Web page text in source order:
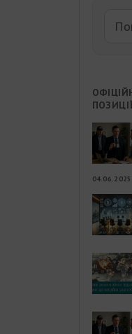
ПОЗИЦІЇ
04.06.2025